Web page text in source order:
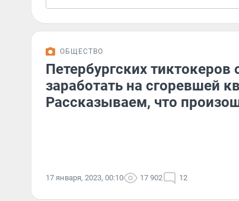
ОБЩЕСТВО
Петербургских
заработать на сгоревшей
Рассказываем, что
17 января, 2023, 00:10 17 902 12